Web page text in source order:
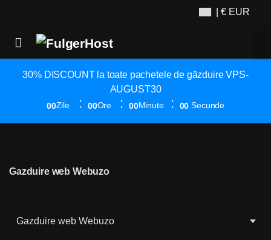
| € EUR
30% DISCOUNT la toate pachetele de găzduire VPS-
AUGUST30
00Zile 00Ore 00Minute 00 Secunde
Gazduire web Webuzo